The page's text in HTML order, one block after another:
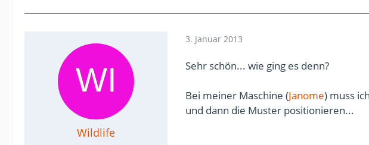
Wildlife
3. Januar 2013
Sehr schön... wie ging es denn?
Bei meiner Maschine (Janome) muss
und dann die Muster positionieren...